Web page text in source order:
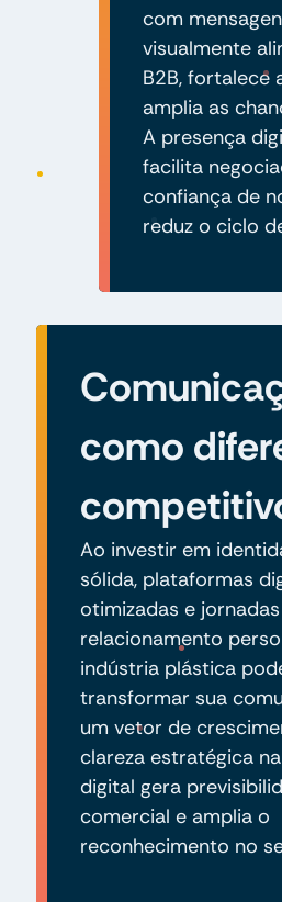
com
visualmente
B2B, fortalece
amplia as
A presença
facilita
confiança de
reduz o ciclo
como
Ao investir em
sólida, plataformas
otimizadas e
relacionamento
indústria plástica
transformar sua
um vetor de
clareza estratégica
digital gera
comercial e amplia o
reconhecimento no